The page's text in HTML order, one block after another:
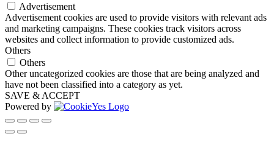
Advertisement
Advertisement cookies are used to provide visitors with relevant ads
and marketing campaigns. These cookies track visitors across
websites and collect information to provide customized ads.
Others
Others
Other uncategorized cookies are those that are being analyzed and
have not been classified into a category as yet.
SAVE & ACCEPT
Powered by